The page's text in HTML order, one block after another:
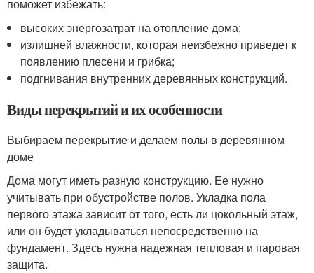
поможет избежать:
высоких энергозатрат на отопление дома;
излишней влажности, которая неизбежно приведет к
появлению плесени и грибка;
подгнивания внутренних деревянных конструкций.
Виды перекрытий и их особенности
Выбираем перекрытие и делаем полы в деревянном
доме
Дома могут иметь разную конструкцию. Ее нужно
учитывать при обустройстве полов. Укладка пола
первого этажа зависит от того, есть ли цокольный этаж,
или он будет укладываться непосредственно на
фундамент. Здесь нужна надежная тепловая и паровая
защита.